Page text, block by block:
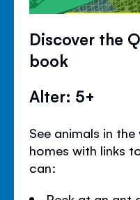
Discover the
book
Alter: 5+
See animals in
homes with links
can: